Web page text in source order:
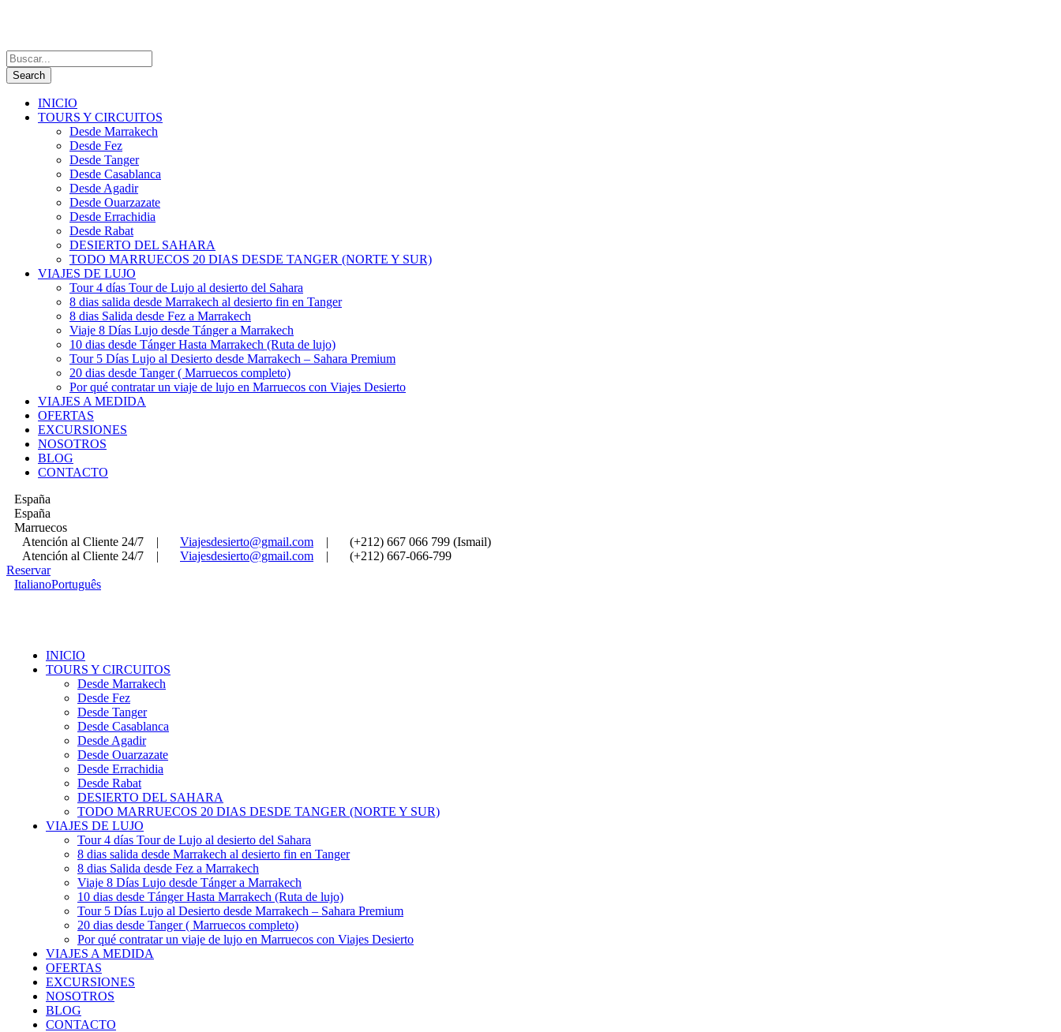
INICIO
TOURS Y CIRCUITOS
Desde Marrakech
Desde Fez
Desde Tanger
Desde Casablanca
Desde Agadir
Desde Ouarzazate
Desde Errachidia
Desde Rabat
DESIERTO DEL SAHARA
TODO MARRUECOS 20 DIAS DESDE TANGER (NORTE Y SUR)
VIAJES DE LUJO
Tour 4 días Tour de Lujo al desierto del Sahara
8 dias salida desde Marrakech al desierto fin en Tanger
8 dias Salida desde Fez a Marrakech
Viaje 8 Días Lujo desde Tánger a Marrakech
10 dias desde Tánger Hasta Marrakech (Ruta de lujo)
Tour 5 Días Lujo al Desierto desde Marrakech – Sahara Premium
20 dias desde Tanger ( Marruecos completo)
Por qué contratar un viaje de lujo en Marruecos con Viajes Desierto
VIAJES A MEDIDA
OFERTAS
EXCURSIONES
NOSOTROS
BLOG
CONTACTO
España
España
Marruecos
Atención al Cliente 24/7
| Viajesdesierto@gmail.com |
(+212) 667 066 799 (Ismail)
Atención al Cliente 24/7
| Viajesdesierto@gmail.com |
(+212) 667-066-799
Reservar
ItalianoPortuguês
INICIO
TOURS Y CIRCUITOS
Desde Marrakech
Desde Fez
Desde Tanger
Desde Casablanca
Desde Agadir
Desde Ouarzazate
Desde Errachidia
Desde Rabat
DESIERTO DEL SAHARA
TODO MARRUECOS 20 DIAS DESDE TANGER (NORTE Y SUR)
VIAJES DE LUJO
Tour 4 días Tour de Lujo al desierto del Sahara
8 dias salida desde Marrakech al desierto fin en Tanger
8 dias Salida desde Fez a Marrakech
Viaje 8 Días Lujo desde Tánger a Marrakech
10 dias desde Tánger Hasta Marrakech (Ruta de lujo)
Tour 5 Días Lujo al Desierto desde Marrakech – Sahara Premium
20 dias desde Tanger ( Marruecos completo)
Por qué contratar un viaje de lujo en Marruecos con Viajes Desierto
VIAJES A MEDIDA
OFERTAS
EXCURSIONES
NOSOTROS
BLOG
CONTACTO